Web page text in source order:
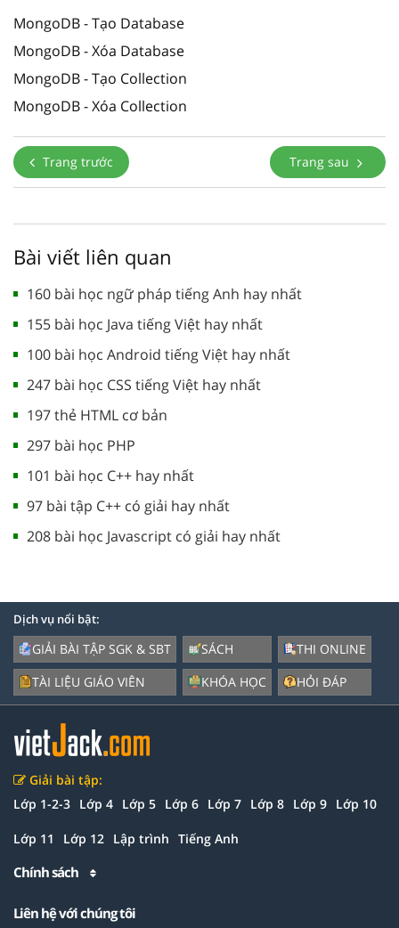
MongoDB - Tạo Database
MongoDB - Xóa Database
MongoDB - Tạo Collection
MongoDB - Xóa Collection
Trang trước Trang sau
Bài viết liên quan
160 bài học ngữ pháp tiếng Anh hay nhất
155 bài học Java tiếng Việt hay nhất
100 bài học Android tiếng Việt hay nhất
247 bài học CSS tiếng Việt hay nhất
197 thẻ HTML cơ bản
297 bài học PHP
101 bài học C++ hay nhất
97 bài tập C++ có giải hay nhất
208 bài học Javascript có giải hay nhất
Dịch vụ nổi bật:
GIẢI BÀI TẬP SGK & SBT
TÀI LIỆU GIÁO VIÊN
SÁCH
KHÓA HỌC
THI ONLINE
HỎI ĐÁP
Giải bài tập:
Lớp 1-2-3 Lớp 4 Lớp 5 Lớp 6 Lớp 7 Lớp 8 Lớp 9 Lớp 10
Lớp 11 Lớp 12 Lập trình Tiếng Anh
Chính sách
Liên hệ với chúng tôi